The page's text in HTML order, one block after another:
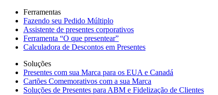
Ferramentas
Fazendo seu Pedido Múltiplo
Assistente de presentes corporativos
Ferramenta “O que presentear”
Calculadora de Descontos em Presentes
Soluções
Presentes com sua Marca para os EUA e Canadá
Cartões Comemorativos com a sua Marca
Soluções de Presentes para ABM e Fidelização de Clientes